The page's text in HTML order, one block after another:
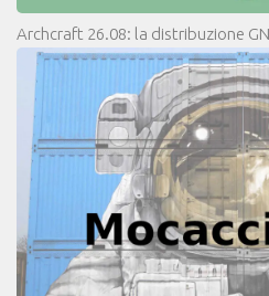
Archcraft 26.08: la distribuzione